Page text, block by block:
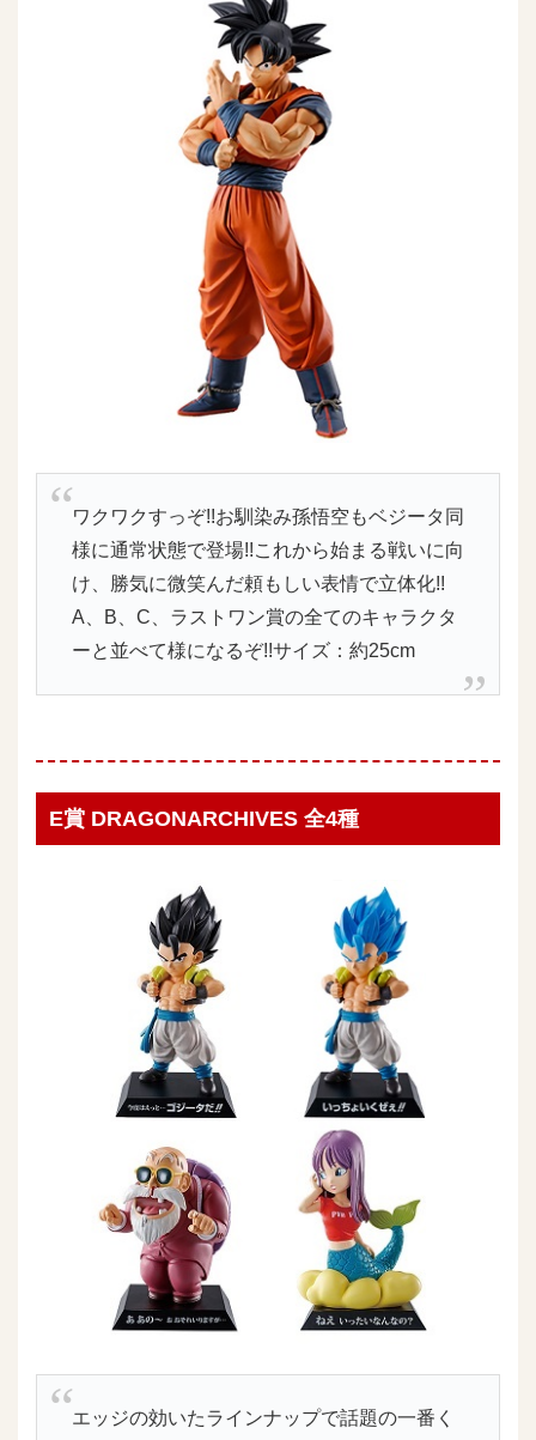
ワクワクすっぞ!!お馴染み孫悟空もベジータ同
様に通常状態で登場!!これから始まる戦いに向
け、勝気に微笑んだ頼もしい表情で立体化!!
A、B、C、ラストワン賞の全てのキャラクタ
ーと並べて様になるぞ!!サイズ：約25cm
E賞 DRAGONARCHIVES 全4種
エッジの効いたラインナップで話題の一番く